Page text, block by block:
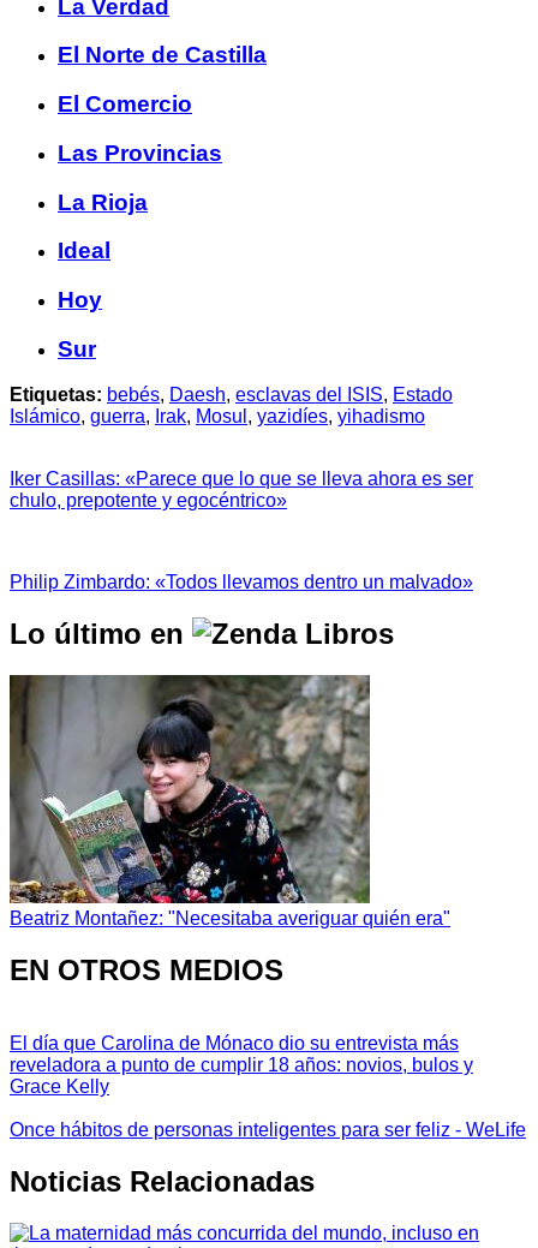
La Verdad
El Norte de Castilla
El Comercio
Las Provincias
La Rioja
Ideal
Hoy
Sur
Etiquetas: bebés, Daesh, esclavas del ISIS, Estado
Islámico, guerra, Irak, Mosul , yazidíes, yihadismo
Iker Casillas: «Parece que lo que se lleva ahora es ser
chulo, prepotente y egocéntrico»
Philip Zimbardo: «Todos llevamos dentro un malvado»
Lo último en
Beatriz Montañez: "Necesitaba averiguar quién era"
EN OTROS MEDIOS
El día que Carolina de Mónaco dio su entrevista más
reveladora a punto de cumplir 18 años: novios, bulos y
Grace Kelly
Once hábitos de personas inteligentes para ser feliz - WeLife
Noticias Relacionadas